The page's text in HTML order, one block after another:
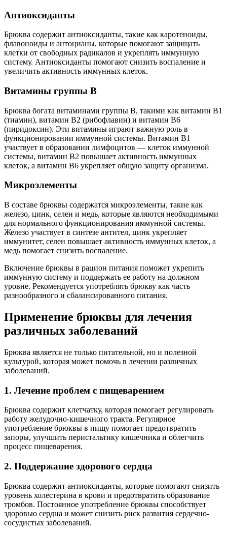
Антиоксиданты
Брюква содержит антиоксиданты, такие как каротеноиды,
флавоноиды и антоцианы, которые помогают защищать
клетки от свободных радикалов и укреплять иммунную
систему. Антиоксиданты помогают снизить воспаление и
увеличить активность иммунных клеток.
Витамины группы В
Брюква богата витаминами группы В, такими как витамин В1
(тиамин), витамин В2 (рибофлавин) и витамин В6
(пиридоксин). Эти витамины играют важную роль в
функционировании иммунной системы. Витамин В1
участвует в образовании лимфоцитов — клеток иммунной
системы, витамин В2 повышает активность иммунных
клеток, а витамин В6 укрепляет общую защиту организма.
Микроэлементы
В составе брюквы содержатся микроэлементы, такие как
железо, цинк, селен и медь, которые являются необходимыми
для нормального функционирования иммунной системы.
Железо участвует в синтезе антител, цинк укрепляет
иммунитет, селен повышает активность иммунных клеток, а
медь помогает снизить воспаление.
Включение брюквы в рацион питания поможет укрепить
иммунную систему и поддержать ее работу на должном
уровне. Рекомендуется употреблять брюкву как часть
разнообразного и сбалансированного питания.
Применение брюквы для лечения
различных заболеваний
Брюква является не только питательной, но и полезной
культурой, которая может помочь в лечении различных
заболеваний.
1. Лечение проблем с пищеварением
Брюква содержит клетчатку, которая помогает регулировать
работу желудочно-кишечного тракта. Регулярное
употребление брюквы в пищу помогает предотвратить
запоры, улучшить перистальтику кишечника и облегчить
процесс пищеварения.
2. Поддержание здорового сердца
Брюква содержит антиоксиданты, которые помогают снизить
уровень холестерина в крови и предотвратить образование
тромбов. Постоянное употребление брюквы способствует
здоровью сердца и может снизить риск развития сердечно-
сосудистых заболеваний.